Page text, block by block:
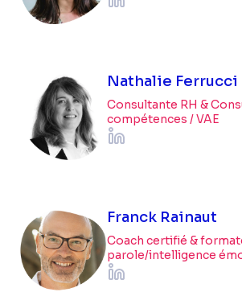
Nathalie Ferrucci
Consultante RH &
compétences / VAE
Franck Rainaut
Coach certifié &
parole/intelligence